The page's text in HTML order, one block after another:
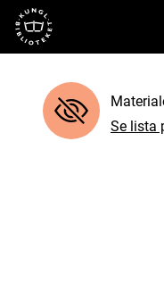
Till startsidan
Se lista